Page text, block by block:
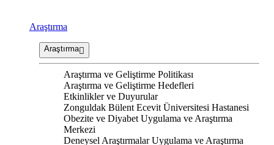
Araştırma
Araştırma
Araştırma ve Geliştirme Politikası
Araştırma ve Geliştirme Hedefleri
Etkinlikler ve Duyurular
Zonguldak Bülent Ecevit Üniversitesi Hastanesi
Obezite ve Diyabet Uygulama ve Araştırma
Merkezi
Deneysel Araştırmalar Uygulama ve Araştırma